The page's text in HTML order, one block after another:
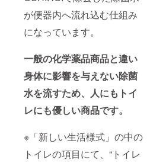
が便器内へ流れ込む仕組み
になっています。
一般の化学薬品商品と違い
身体に影響を与えない除菌
水を流すため、人にもトイ
レにも優しい商品です。
※「新しい生活様式」の中の
トイレの項目にて、“トイレ